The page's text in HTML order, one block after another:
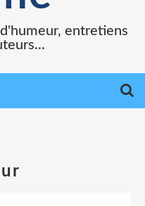
entretiens